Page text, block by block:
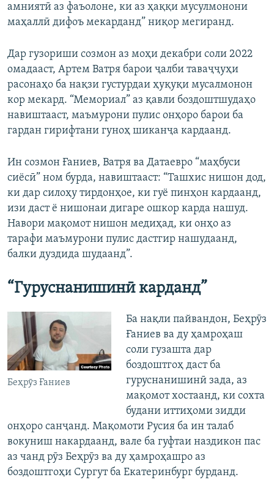
амниятӣ аз фаъолоне, ки аз ҳаққи мусулмонони
маҳаллӣ дифоъ мекарданд” ниқор мегиранд.
Дар гузориши созмон аз моҳи декабри соли 2022
омадааст, Артем Ватря барои ҷалби таваҷҷуҳи
расонаҳо ба нақзи густурдаи ҳуқуқи мусалмонон
кор мекард. “Мемориал” аз қавли боздоштшудаҳо
навиштааст, маъмурони пулис онҳоро барои ба
гардан гирифтани гуноҳ шиканҷа кардаанд.
Ин созмон Ғаниев, Ватря ва Датаевро “маҳбуси
сиёсӣ” ном бурда, навиштааст: “Ташхис нишон дод,
ки дар силоҳу тирдонҳое, ки гуё пинҳон кардаанд,
изи даст ё нишонаи дигаре ошкор карда нашуд.
Навори мақомот нишон медиҳад, ки онҳо аз
тарафи маъмурони пулис дастгир нашудаанд,
балки дуздида шудаанд”.
“Гуруснанишинӣ карданд”
Беҳрӯз Ғаниев
Ба нақли пайвандон, Беҳрӯз
Ғаниев ва ду ҳамроҳаш
соли гузашта дар
боздоштгоҳ даст ба
гуруснанишинӣ зада, аз
мақомот хостаанд, ки сохта
будани иттиҳоми зидди
онҳоро санҷанд. Мақомоти Русия ба ин талаб
вокуниш накардаанд, вале ба гуфтаи наздикон пас
аз чанд рӯз Беҳрӯз ва ду ҳамроҳашро аз
боздоштгоҳи Сургут ба Екатеринбург бурданд.